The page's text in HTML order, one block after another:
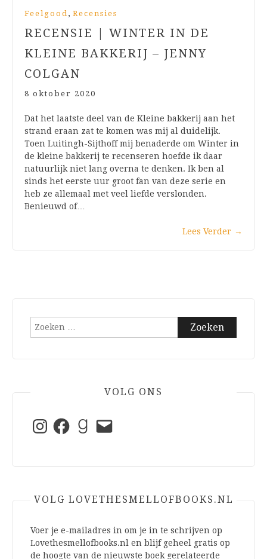
Feelgood, Recensies
RECENSIE | WINTER IN DE
KLEINE BAKKERIJ – JENNY
COLGAN
8 oktober 2020
Dat het laatste deel van de Kleine bakkerij aan het
strand eraan zat te komen was mij al duidelijk.
Toen Luitingh-Sijthoff mij benaderde om Winter in
de kleine bakkerij te recenseren hoefde ik daar
natuurlijk niet lang overna te denken. Ik ben al
sinds het eerste uur groot fan van deze serie en
heb ze allemaal met veel liefde verslonden.
Benieuwd of…
Lees Verder →
Zoeken
VOLG ONS
InstagramFacebookGoodreads
E-
mail
VOLG LOVETHESMELLOFBOOKS.NL
Voer je e-mailadres in om je in te schrijven op
Lovethesmellofbooks.nl en blijf geheel gratis op
de hoogte van de nieuwste boek gerelateerde